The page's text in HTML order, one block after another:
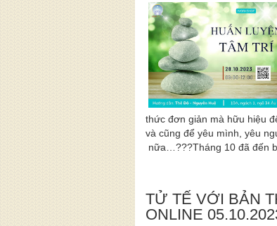
thức đơn giản mà hữu hiệu
và cũng để yêu mình, yêu
nữa…???Tháng 10 đã đến
TỬ TẾ VỚI BẢN
ONLINE